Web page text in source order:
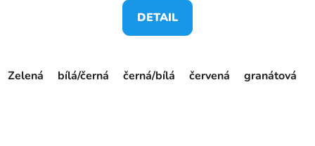
DETAIL
Zelená bílá/černá černá/bílá červená granátová